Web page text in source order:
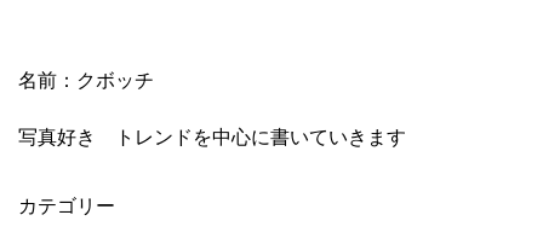
名前：クボッチ
写真好き トレンドを中心に書いていきます
カテゴリー